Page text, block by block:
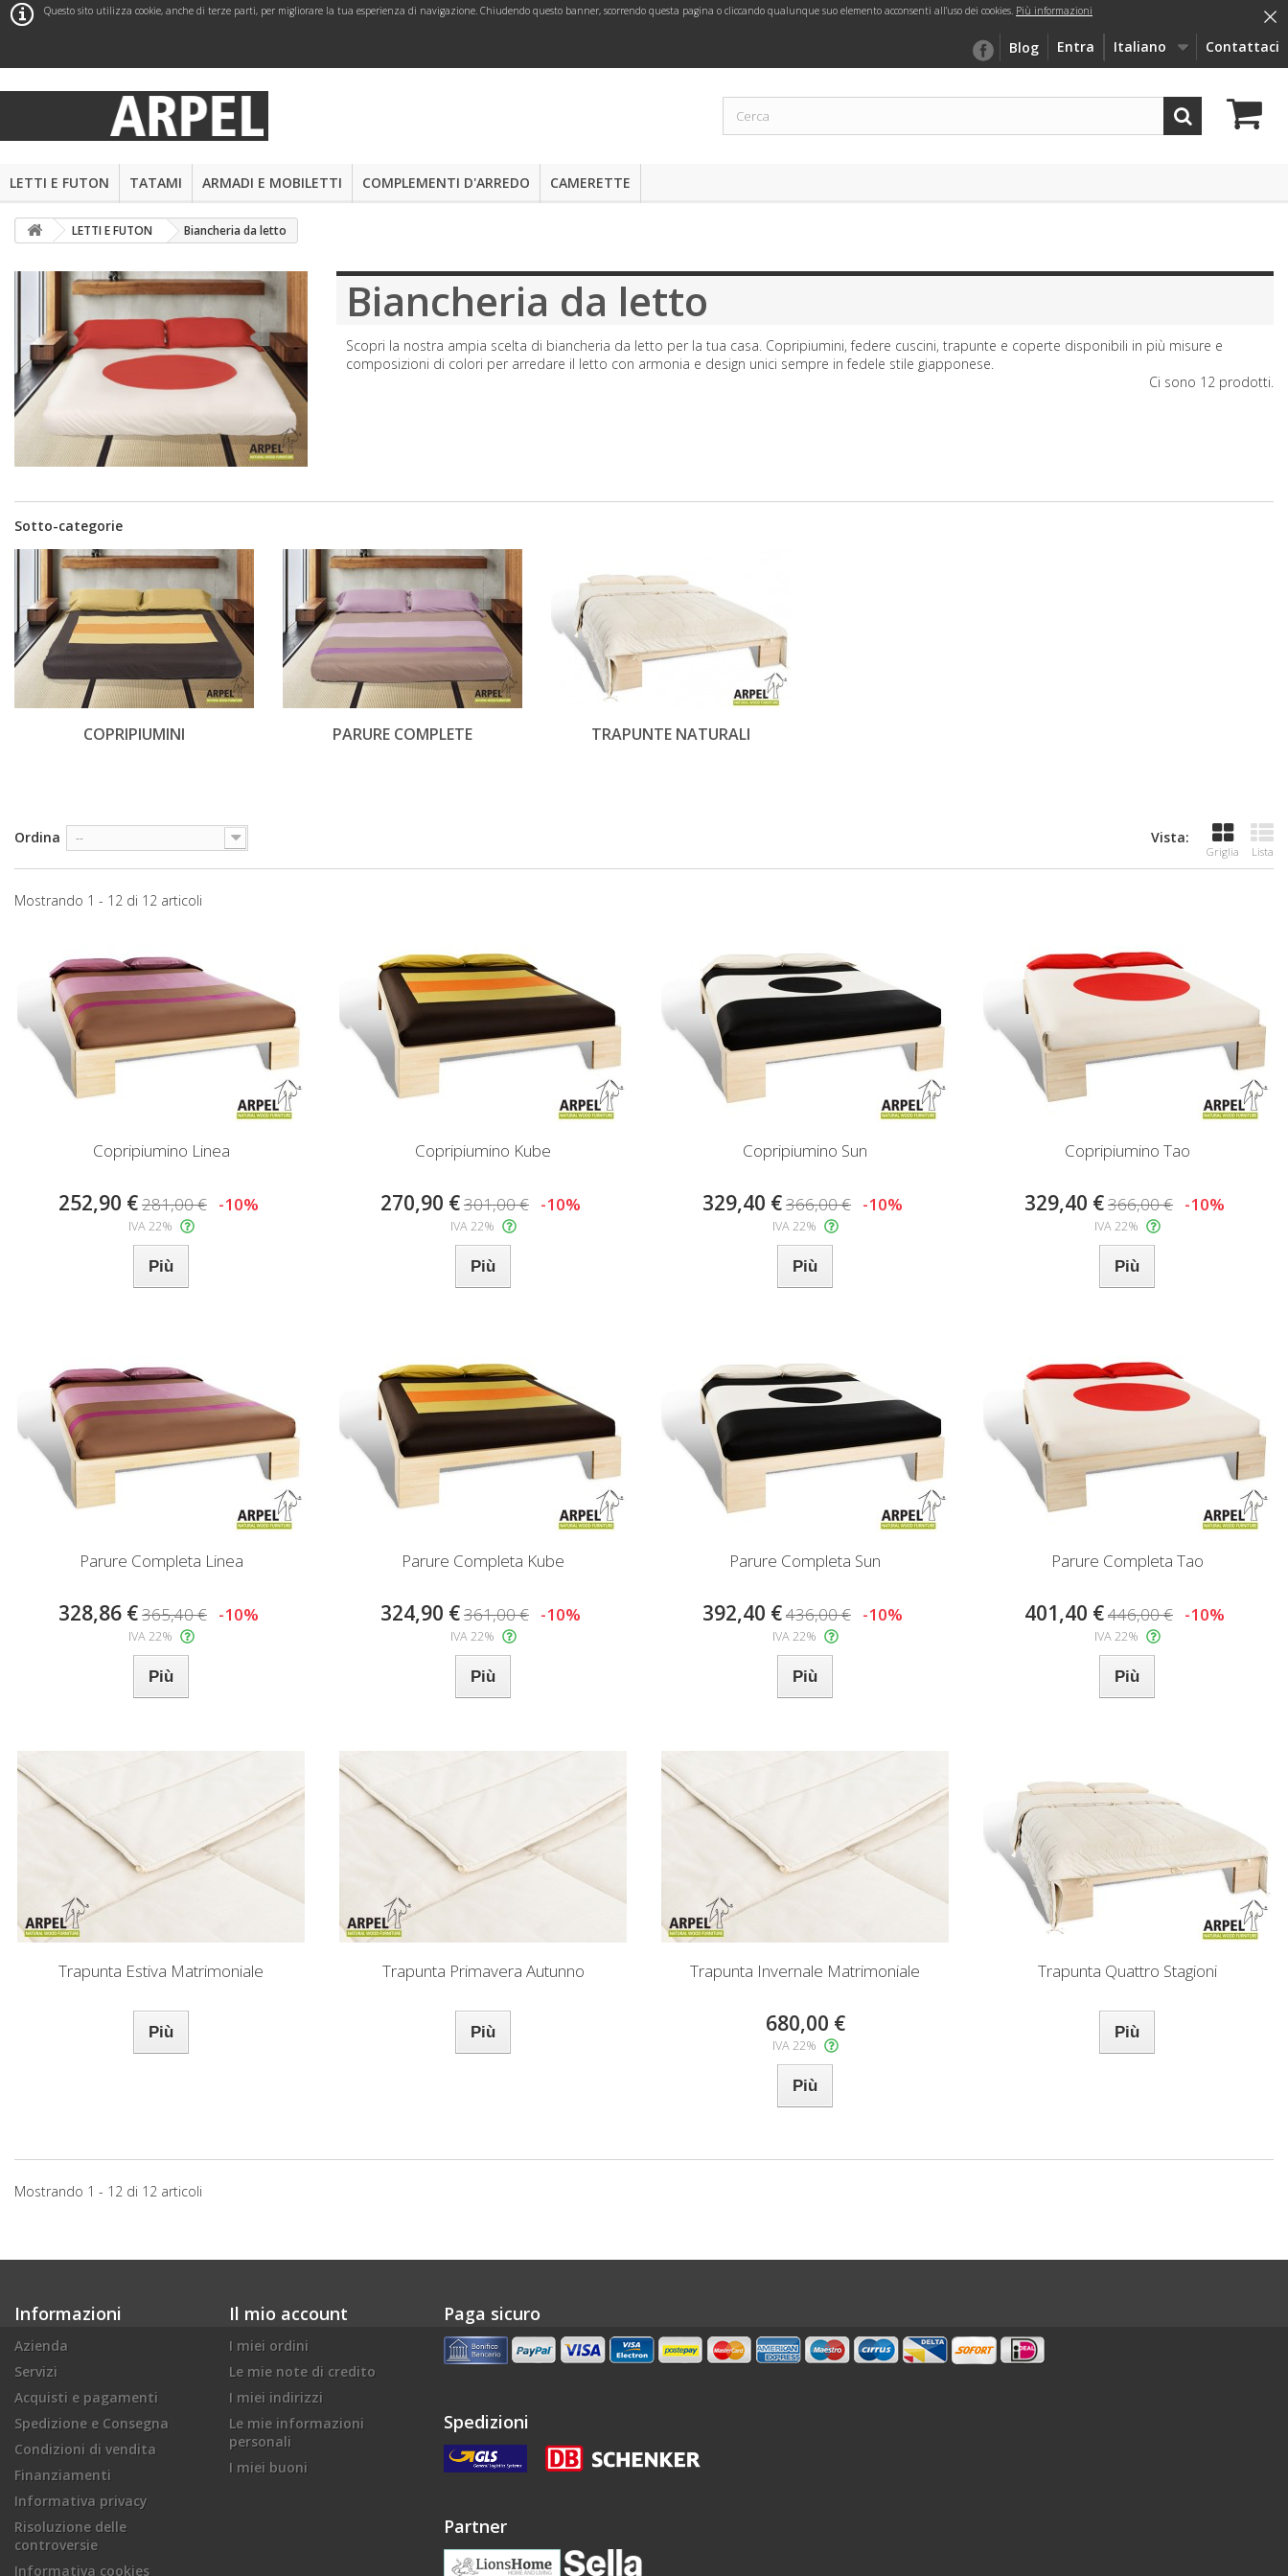
Contattaci
Italiano
Entra
Blog
×
Questo sito utilizza cookie, anche di terze parti, per migliorare la tua esperienza di navigazione. Chiudendo questo banner, scorrendo questa pagina o cliccando qualunque suo elemento acconsenti all’uso dei cookies. Più informazioni
LETTI E FUTON TATAMI ARMADI E MOBILETTI COMPLEMENTI D'ARREDO CAMERETTE
LETTI E FUTON Biancheria da letto
Biancheria da letto
Scopri la nostra ampia scelta di biancheria da letto per la tua casa. Copripiumini, federe cuscini, trapunte e coperte disponibili in più misure e
composizioni di colori per arredare il letto con armonia e design unici sempre in fedele stile giapponese.
Ci sono 12 prodotti.
Sotto-categorie
COPRIPIUMINI PARURE COMPLETE TRAPUNTE NATURALI
Vista:
Griglia Lista
Ordina --
Mostrando 1 - 12 di 12 articoli
Copripiumino Linea
252,90 €281,00 € -10%
IVA 22%
Più
Copripiumino Kube
270,90 €301,00 € -10%
IVA 22%
Più
Copripiumino Sun
329,40 €366,00 € -10%
IVA 22%
Più
Copripiumino Tao
329,40 €366,00 € -10%
IVA 22%
Più
Parure Completa Linea
328,86 €365,40 € -10%
IVA 22%
Più
Parure Completa Kube
324,90 €361,00 € -10%
IVA 22%
Più
Parure Completa Sun
392,40 €436,00 € -10%
IVA 22%
Più
Parure Completa Tao
401,40 €446,00 € -10%
IVA 22%
Più
Trapunta Estiva Matrimoniale
Più
Trapunta Primavera Autunno
Più
Trapunta Invernale Matrimoniale
680,00 €
IVA 22%
Più
Trapunta Quattro Stagioni
Più
Mostrando 1 - 12 di 12 articoli
Informazioni
Azienda
Servizi
Acquisti e pagamenti
Spedizione e Consegna
Condizioni di vendita
Finanziamenti
Informativa privacy
Risoluzione delle
controversie
Informativa cookies
Il mio account
I miei ordini
Le mie note di credito
I miei indirizzi
Le mie informazioni
personali
I miei buoni
Paga sicuro
Spedizioni
Partner